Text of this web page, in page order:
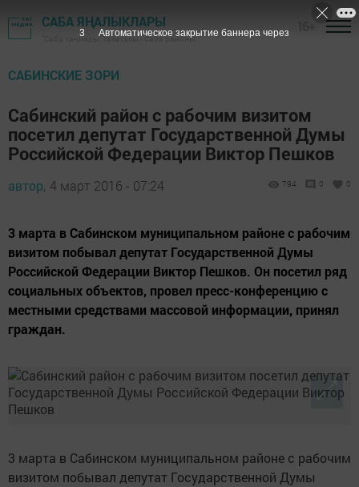
САБА ЯҢАЛЫКЛАРЫ
"Саба таңнары" газетасы - Саба районы
САБИНСКИЕ ЗОРИ
Сабинский район с рабочим визитом
посетил депутат Государственной Думы
Российской Федерации Виктор Пешков
автор, 4 март 2016 - 07:24 794 0 0
3 марта в Сабинском муниципальном районе с рабочим
визитом побывал депутат Государственной Думы
Российской Федерации Виктор Пешков. Он посетил ряд
социальных объектов, провел пресс-конференцию с
местными средствами массовой информации, принял
граждан.
3 марта в Сабинском муниципальном районе с рабочим
визитом побывал депутат Государственной Думы
2 Автоматическое закрытие баннера через